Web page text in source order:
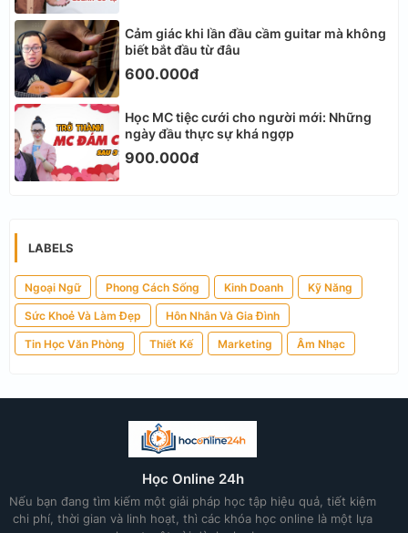
Cảm giác khi lần đầu cầm guitar mà không
biết bắt đầu từ đâu
600.000đ
Học MC tiệc cưới cho người mới: Những
ngày đầu thực sự khá ngợp
900.000đ
LABELS
Ngoại Ngữ Phong Cách Sống Kinh Doanh Kỹ Năng
Sức Khoẻ Và Làm Đẹp Hôn Nhân Và Gia Đình
Tin Học Văn Phòng Thiết Kế Marketing Âm Nhạc
Học Online 24h
Nếu bạn đang tìm kiếm một giải pháp học tập hiệu quả, tiết kiệm
chi phí, thời gian và linh hoạt, thì các khóa học online là một lựa